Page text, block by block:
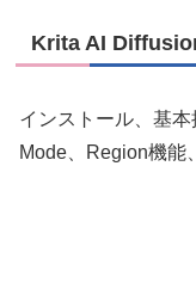
Krita AI
インストール、基
Mode、Region機能